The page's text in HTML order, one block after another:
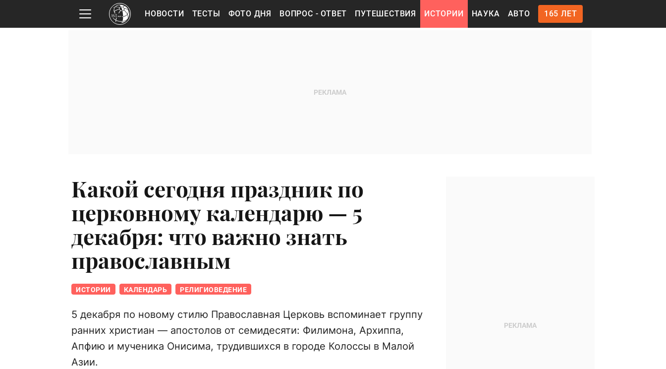
НОВОСТИ ТЕСТЫ ФОТО ДНЯ ВОПРОС - ОТВЕТ ПУТЕШЕСТВИЯ ИСТОРИИ НАУКА АВТО 165 ЛЕТ
Какой сегодня праздник по
церковному календарю — 5
декабря: что важно знать
православным
ИСТОРИИ КАЛЕНДАРЬ РЕЛИГИОВЕДЕНИЕ
5 декабря по новому стилю Православная Церковь вспоминает группу
ранних христиан — апостолов от семидесяти: Филимона, Архиппа,
Апфию и мученика Онисима, трудившихся в городе Колоссы в Малой
Азии.